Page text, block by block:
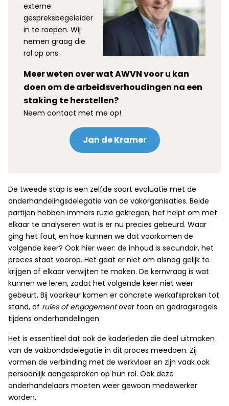
externe
gespreksbegeleider
in te roepen. Wij
nemen graag die
rol op ons.
Meer weten over wat AWVN voor u kan
doen om de arbeidsverhoudingen na een
staking te herstellen?
Neem contact met me op!
Jan de Kramer
De tweede stap is een zelfde soort evaluatie met de
onderhandelingsdelegatie van de vakorganisaties. Beide
partijen hebben immers ruzie gekregen, het helpt om met
elkaar te analyseren wat is er nu precies gebeurd. Waar
ging het fout, en hoe kunnen we dat voorkomen de
volgende keer? Ook hier weer: de inhoud is secundair, het
proces staat voorop. Het gaat er niet om alsnog gelijk te
krijgen of elkaar verwijten te maken. De kernvraag is wat
kunnen we leren, zodat het volgende keer niet weer
gebeurt. Bij voorkeur komen er concrete werkafspraken tot
stand, of rules of engagementover toon en gedragsregels
tijdens onderhandelingen.
Het is essentieel dat ook de kaderleden die deel uitmaken
van de vakbondsdelegatie in dit proces meedoen. Zij
vormen de verbinding met de werkvloer en zijn vaak ook
persoonlijk aangesproken op hun rol. Ook deze
onderhandelaars moeten weer gewoon medewerker
worden.